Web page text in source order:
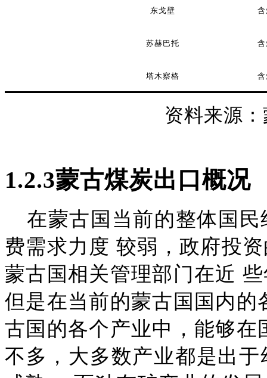
东戈壁
苏赫巴托
塔木察格
资料来源
1.2.3蒙古煤炭出口概况
在蒙古国当前的整体国
费需求力度 较弱，政府投
蒙古国相关管理部门在近
但是在当前的蒙古国国内的
古国的各个产业中，能够
不多，大多数产业都是出